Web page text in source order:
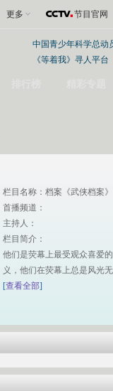
更多 节目官网
中国青少年科学总动
《等着我》寻人平台
栏目名称：档案《武侠档案》
首播频道：
主持人：
栏目简介：
他们是荧幕上最受观众喜爱
义，他们在荧幕上总是风光
[查看全部]